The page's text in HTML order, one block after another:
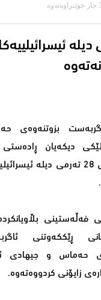
بزوتنەوەی
دیکەیان ڕادەستی
فەڵەستینی
ڕێككەوتنی
حەماس و جیهادی
زایۆنی كردووەتەوە.